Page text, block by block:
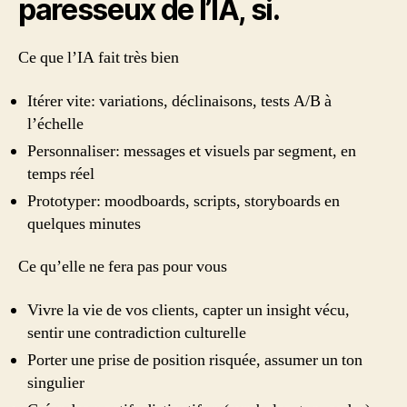
paresseux de l’IA, si.
Ce que l’IA fait très bien
Itérer vite: variations, déclinaisons, tests A/B à
l’échelle
Personnaliser: messages et visuels par segment, en
temps réel
Prototyper: moodboards, scripts, storyboards en
quelques minutes
Ce qu’elle ne fera pas pour vous
Vivre la vie de vos clients, capter un insight vécu,
sentir une contradiction culturelle
Porter une prise de position risquée, assumer un ton
singulier